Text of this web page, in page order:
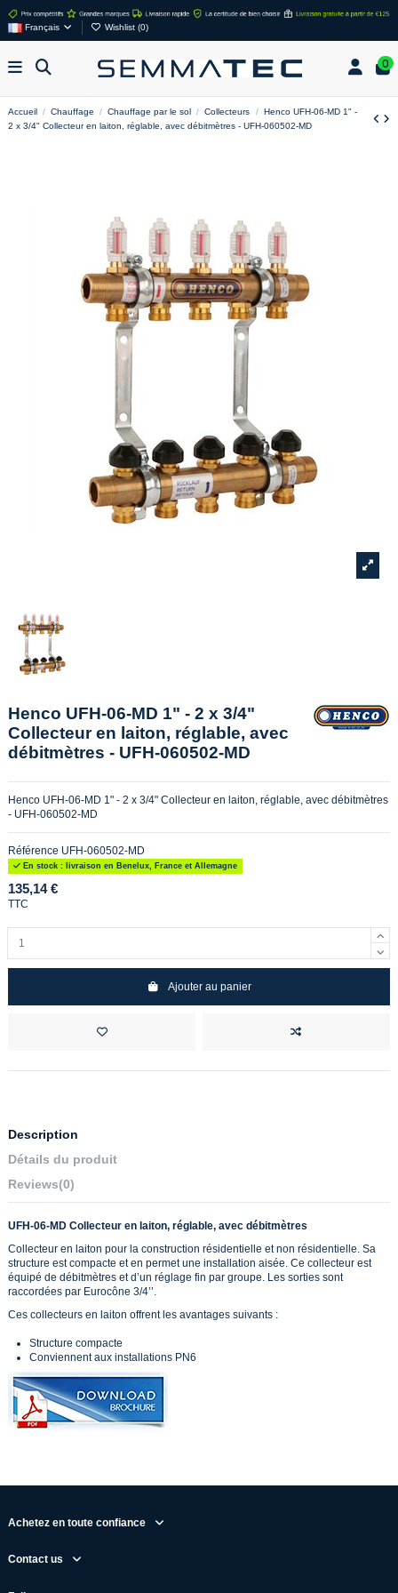
Français Wishlist (0)
0
Accueil Chauffage Chauffage par le sol Collecteurs
Henco UFH-06-MD 1" -
2 x 3/4" Collecteur en laiton, réglable, avec débitmètres - UFH-060502-MD
Henco UFH-06-MD 1" - 2 x 3/4"
Collecteur en laiton, réglable, avec
débitmètres - UFH-060502-MD
Henco UFH-06-MD 1" - 2 x 3/4" Collecteur en laiton, réglable, avec débitmètres
- UFH-060502-MD
Référence UFH-060502-MD
En stock : livraison en Benelux, France et Allemagne
135,14 €
TTC
Ajouter au panier
Description
Détails du produit
Reviews(0)
UFH-06-MD Collecteur en laiton, réglable, avec débitmètres
Collecteur en laiton pour la construction résidentielle et non résidentielle. Sa
structure est compacte et en permet une installation aisée. Ce collecteur est
équipé de débitmètres et d’un réglage fin par groupe. Les sorties sont
raccordées par Eurocône 3/4’’.
Ces collecteurs en laiton offrent les avantages suivants :
Structure compacte
Conviennent aux installations PN6
Achetez en toute confiance
Contact us